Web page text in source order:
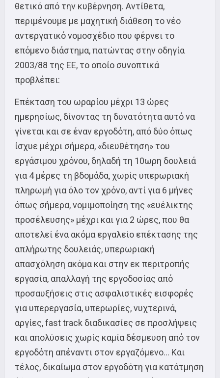
θετικό από την κυβέρνηση. Αντίθετα,
περιμένουμε με μαχητική διάθεση το νέο
αντεργατικό νομοσχέδιο που φέρνει το
επόμενο διάστημα, πατώντας στην οδηγία
2003/88 της ΕΕ, το οποίο συνοπτικά
προβλέπει:
Επέκταση του ωραρίου μέχρι 13 ώρες
ημερησίως, δίνοντας τη δυνατότητα αυτό να
γίνεται και σε έναν εργοδότη, από δύο όπως
ίσχυε μέχρι σήμερα, «διευθέτηση» του
εργάσιμου χρόνου, δηλαδή τη 10ωρη δουλειά
για 4 μέρες τη βδομάδα, χωρίς υπερωριακή
πληρωμή για όλο τον χρόνο, αντί για 6 μήνες
όπως σήμερα, νομιμοποίηση της «ευέλικτης
προσέλευσης» μέχρι και για 2 ώρες, που θα
αποτελεί ένα ακόμα εργαλείο επέκτασης της
απλήρωτης δουλειάς, υπερωριακή
απασχόληση ακόμα και στην εκ περιτροπής
εργασία, απαλλαγή της εργοδοσίας από
προσαυξήσεις στις ασφαλιστικές εισφορές
για υπερεργασία, υπερωρίες, νυχτερινά,
αργίες, fast track διαδικασίες σε προσλήψεις
και απολύσεις χωρίς καμία δέσμευση από τον
εργοδότη απέναντι στον εργαζόμενο… Και
τέλος, δικαίωμα στον εργοδότη για κατάτμηση